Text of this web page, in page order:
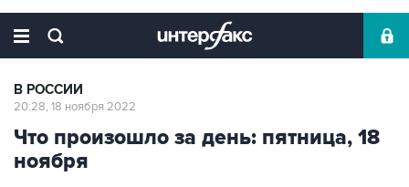
В РОССИИ
20:28, 18 ноября 2022
Что произошло за день: пятница, 18
ноября